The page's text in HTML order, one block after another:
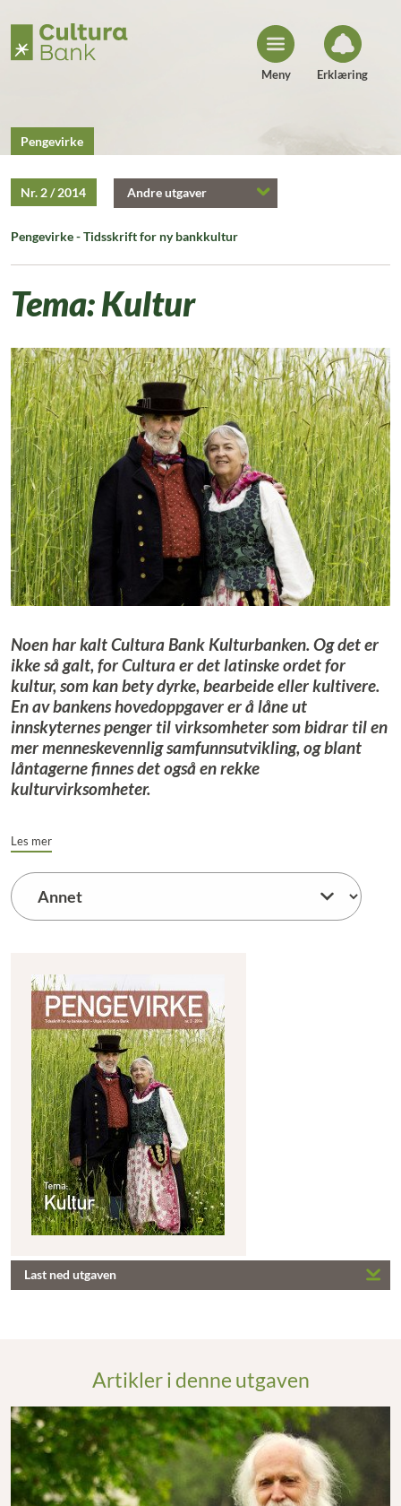
o
Meny Erklæring
Pengevirke
Nr. 2 / 2014 Andre utgaver
Pengevirke - Tidsskrift for ny bankkultur
Tema: Kultur
Noen har kalt Cultura Bank Kulturbanken. Og det er
ikke så galt, for Cultura er det latinske ordet for
kultur, som kan bety dyrke, bearbeide eller kultivere.
En av bankens hovedoppgaver er å låne ut
innskyternes penger til virksomheter som bidrar til en
mer menneskevennlig samfunnsutvikling, og blant
låntagerne finnes det også en rekke
kulturvirksomheter.
Les mer
Last ned utgaven
Artikler i denne utgaven